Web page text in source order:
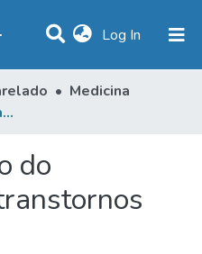
Log In (current)
Medicina
Uso terapêutico do canabidiol em transtornos de ansiedade
do